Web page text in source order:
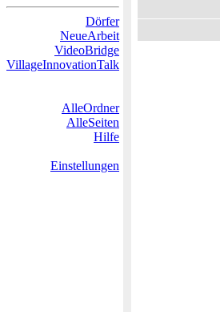
Dörfer
NeueArbeit
VideoBridge
VillageInnovationTalk
AlleOrdner
AlleSeiten
Hilfe
Einstellungen